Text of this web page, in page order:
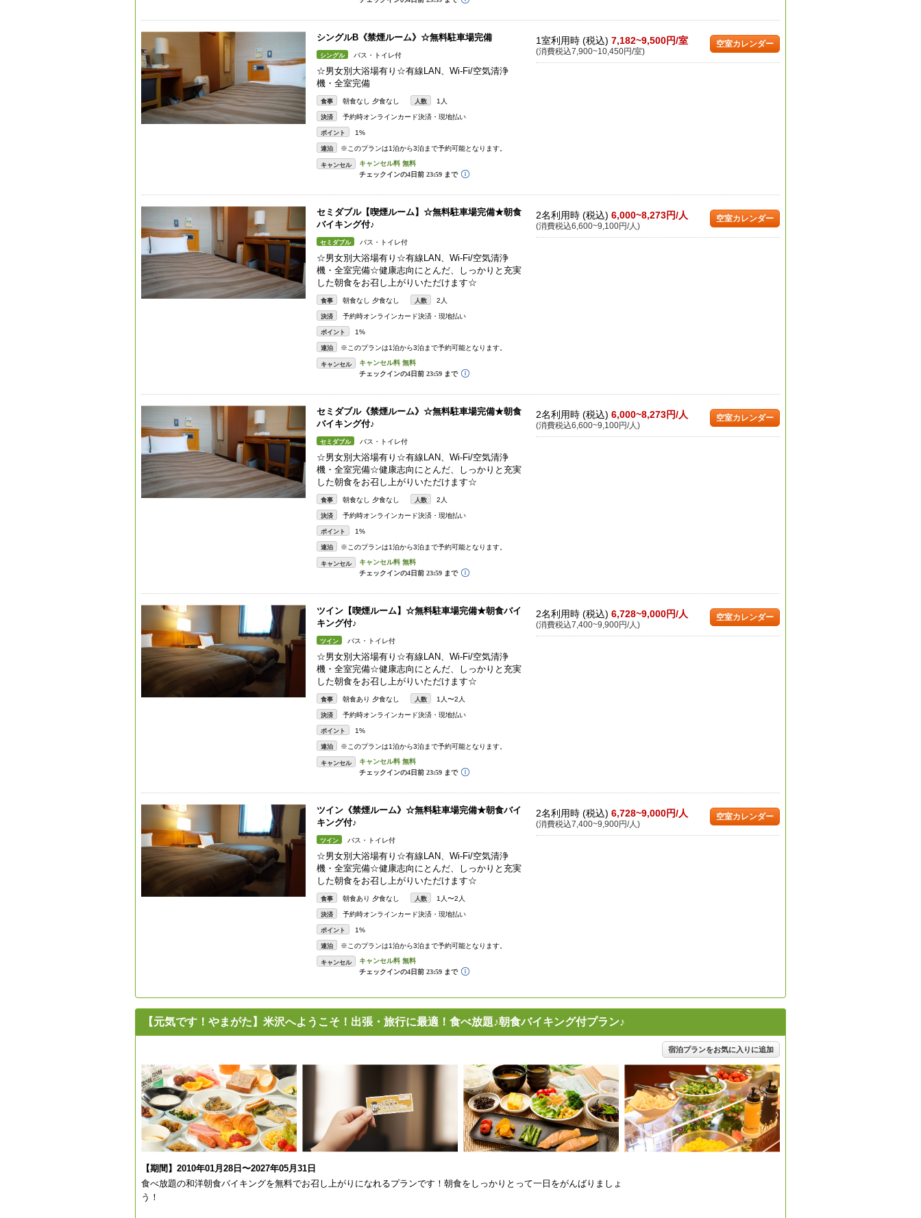
シングルB《禁煙ルーム》☆無料駐車場完備
シングル バス・トイレ付
☆男女別大浴場有り☆有線LAN、Wi-Fi/空気清浄
機・全室完備
食事 朝食なし 夕食なし 人数 1人
決済 予約時オンラインカード決済・現地払い
ポイント 1%
連泊 ※このプランは1泊から3泊まで予約可能となります。
キャンセル
1室利用時 (税込) 7,182~9,500円/室
(消費税込7,900~10,450円/室)
空室カレンダー
セミダブル【喫煙ルーム】☆無料駐車場完備★朝食
バイキング付♪
セミダブル バス・トイレ付
☆男女別大浴場有り☆有線LAN、Wi-Fi/空気清浄
機・全室完備☆健康志向にとんだ、しっかりと充実
した朝食をお召し上がりいただけます☆
食事 朝食なし 夕食なし 人数 2人
決済 予約時オンラインカード決済・現地払い
ポイント 1%
連泊 ※このプランは1泊から3泊まで予約可能となります。
キャンセル
2名利用時 (税込) 6,000~8,273円/人
(消費税込6,600~9,100円/人)
空室カレンダー
セミダブル《禁煙ルーム》☆無料駐車場完備★朝食
バイキング付♪
セミダブル バス・トイレ付
☆男女別大浴場有り☆有線LAN、Wi-Fi/空気清浄
機・全室完備☆健康志向にとんだ、しっかりと充実
した朝食をお召し上がりいただけます☆
食事 朝食なし 夕食なし 人数 2人
決済 予約時オンラインカード決済・現地払い
ポイント 1%
連泊 ※このプランは1泊から3泊まで予約可能となります。
キャンセル
2名利用時 (税込) 6,000~8,273円/人
(消費税込6,600~9,100円/人)
空室カレンダー
ツイン【喫煙ルーム】☆無料駐車場完備★朝食バイ
キング付♪
ツイン バス・トイレ付
☆男女別大浴場有り☆有線LAN、Wi-Fi/空気清浄
機・全室完備☆健康志向にとんだ、しっかりと充実
した朝食をお召し上がりいただけます☆
食事 朝食あり 夕食なし 人数 1人〜2人
決済 予約時オンラインカード決済・現地払い
ポイント 1%
連泊 ※このプランは1泊から3泊まで予約可能となります。
キャンセル
2名利用時 (税込) 6,728~9,000円/人
(消費税込7,400~9,900円/人)
空室カレンダー
ツイン《禁煙ルーム》☆無料駐車場完備★朝食バイ
キング付♪
ツイン バス・トイレ付
☆男女別大浴場有り☆有線LAN、Wi-Fi/空気清浄
機・全室完備☆健康志向にとんだ、しっかりと充実
した朝食をお召し上がりいただけます☆
食事 朝食あり 夕食なし 人数 1人〜2人
決済 予約時オンラインカード決済・現地払い
ポイント 1%
連泊 ※このプランは1泊から3泊まで予約可能となります。
キャンセル
2名利用時 (税込) 6,728~9,000円/人
(消費税込7,400~9,900円/人)
空室カレンダー
【元気です！やまがた】米沢へようこそ！出張・旅行に最適！食べ放題♪朝食バイキング付プラン♪
宿泊プランをお気に入りに追加
【期間】2010年01月28日〜2027年05月31日
食べ放題の和洋朝食バイキングを無料でお召し上がりになれるプランです！朝食をしっかりとって一日をがんばりましょ
う！